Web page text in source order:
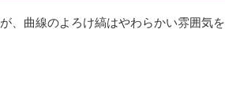
、曲線のよろけ縞はやわらかい雰囲気を